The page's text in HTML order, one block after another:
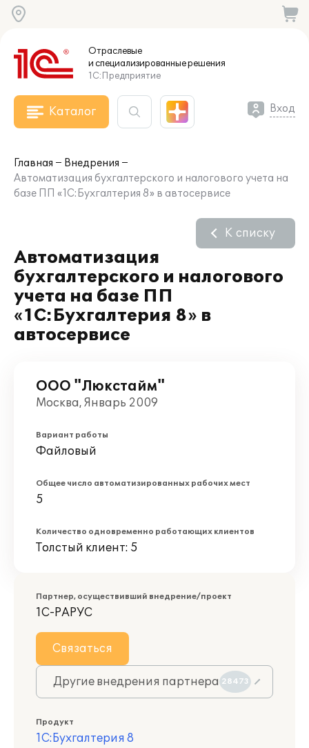
Отраслевые
и специализированныерешения
1С:Предприятие
Каталог Вход
Главная
Внедрения
Автоматизация бухгалтерского и налогового учета на
базе ПП «1С:Бухгалтерия 8» в автосервисе
Автоматизация
бухгалтерского и налогового
учета на базе ПП
«1С:Бухгалтерия 8» в
автосервисе
К списку
ООО "Люкстайм"
Москва, Январь 2009
Вариант работы
Файловый
Общее число автоматизированных рабочих мест
5
Количество одновременно работающих клиентов
Толстый клиент: 5
Партнер, осуществивший внедрение/проект
1С-РАРУС
Связаться
Другие внедрения партнера 28473
Продукт
1С:Бухгалтерия 8